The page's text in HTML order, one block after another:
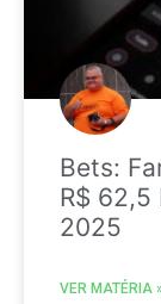
Bets:
R$ 62,5
2025
VER MATÉRIA